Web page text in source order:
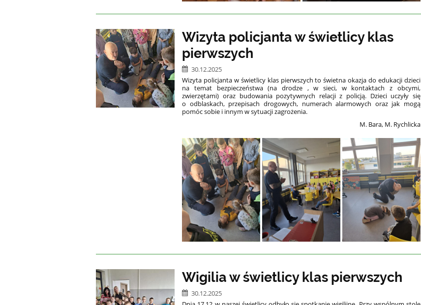
Wizyta policjanta w świetlicy klas
pierwszych
30.12.2025
Wizyta policjanta w świetlicy klas pierwszych to świetna okazja do edukacji dzieci
na temat bezpieczeństwa (na drodze , w sieci, w kontaktach z obcymi,
zwierzętami) oraz budowania pozytywnych relacji z policją. Dzieci uczyły się
o odblaskach, przepisach drogowych, numerach alarmowych oraz jak mogą
pomóc sobie i innym w sytuacji zagrożenia.
M. Bara, M. Rychlicka
Wigilia w świetlicy klas pierwszych
30.12.2025